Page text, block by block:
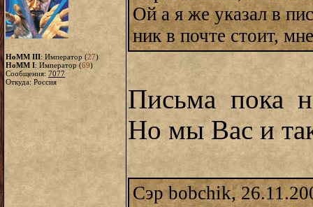
HoMM III: Император (27)
HoMM I: Император (69)
Сообщения: 7077
Откуда: Россия
Ой а я же указал в
ник в почте стоит,
Письма пока
Но мы Вас и
Сэр bobchik,